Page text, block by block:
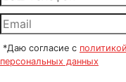
*Даю согласие с
персональных данных